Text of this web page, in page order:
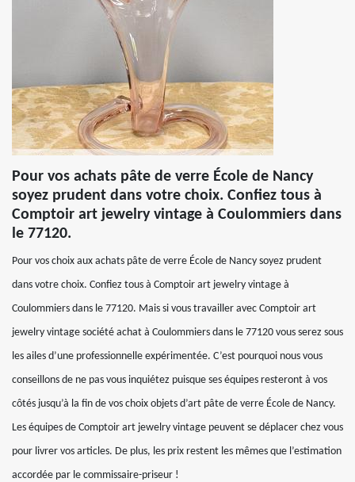
Pour vos achats pâte de verre École de Nancy
soyez prudent dans votre choix. Confiez tous à
Comptoir art jewelry vintage à Coulommiers dans
le 77120.
Pour vos choix aux achats pâte de verre École de Nancy soyez prudent
dans votre choix. Confiez tous à Comptoir art jewelry vintage à
Coulommiers dans le 77120. Mais si vous travailler avec Comptoir art
jewelry vintage société achat à Coulommiers dans le 77120 vous serez sous
les ailes d’une professionnelle expérimentée. C’est pourquoi nous vous
conseillons de ne pas vous inquiétez puisque ses équipes resteront à vos
côtés jusqu’à la fin de vos choix objets d’art pâte de verre École de Nancy.
Les équipes de Comptoir art jewelry vintage peuvent se déplacer chez vous
pour livrer vos articles. De plus, les prix restent les mêmes que l’estimation
accordée par le commissaire-priseur !